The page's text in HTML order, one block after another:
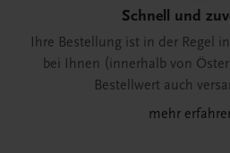
Schnell und
Ihre Bestellung ist in der Regel
bei Ihnen (innerhalb von
Bestellwert auch
mehr